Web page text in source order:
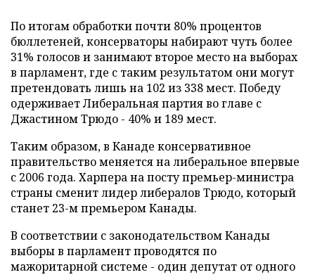
По итогам обработки почти 80% процентов
бюллетеней, консерваторы набирают чуть более
31% голосов и занимают второе место на выборах
в парламент, где с таким результатом они могут
претендовать лишь на 102 из 338 мест. Победу
одерживает Либеральная партия во главе с
Джастином Трюдо - 40% и 189 мест.
Таким образом, в Канаде консервативное
правительство меняется на либеральное впервые
с 2006 года. Харпера на посту премьер-министра
страны сменит лидер либералов Трюдо, который
станет 23-м премьером Канады.
В соответствии с законодательством Канады
выборы в парламент проводятся по
мажоритарной системе - один депутат от одного